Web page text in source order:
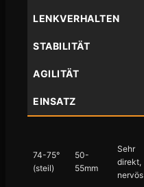
LENKVERHALTEN
STABILITÄT
AGILITÄT
EINSATZ
74-75°
(steil)
50-
55mm
Sehr
direkt,
nervös